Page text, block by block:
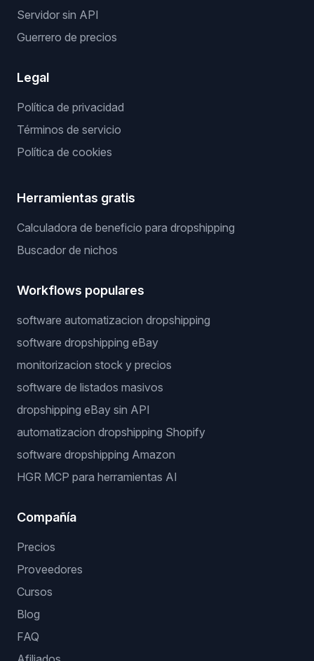
Servidor sin API
Guerrero de precios
Legal
Política de privacidad
Términos de servicio
Política de cookies
Herramientas gratis
Calculadora de beneficio para dropshipping
Buscador de nichos
Workflows populares
software automatizacion dropshipping
software dropshipping eBay
monitorizacion stock y precios
software de listados masivos
dropshipping eBay sin API
automatizacion dropshipping Shopify
software dropshipping Amazon
HGR MCP para herramientas AI
Compañía
Precios
Proveedores
Cursos
Blog
FAQ